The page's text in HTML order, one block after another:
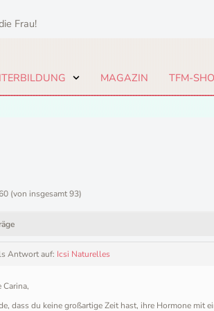
Frau!
MAGAZIN TFM-
(von insgesamt 93)
Antwort auf: Icsi Naturelles
Carina,
dass du keine großartige Zeit hast, ihre Hormone mit